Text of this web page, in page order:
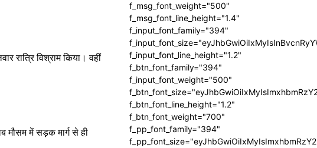
रात्रि विश्राम किया। वहीं
मौसम में सड़क मार्ग से ही
f_msg_font_weight="500"
f_msg_font_line_height="1.4"
f_input_font_family="394"
f_input_font_line_height="1.2"
f_btn_font_family="394"
f_input_font_weight="500"
f_btn_font_line_height="1.2"
f_btn_font_weight="700"
f_pp_font_family="394"